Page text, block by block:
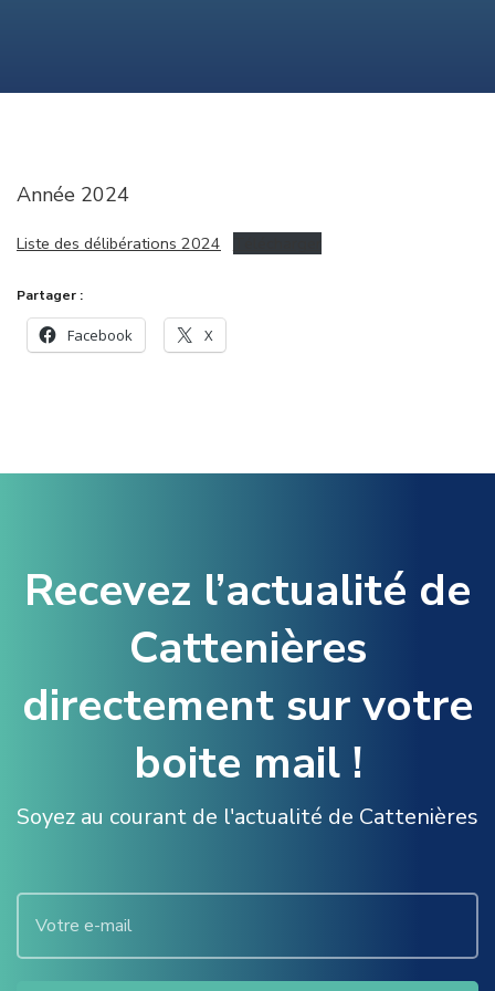
Année 2024
Liste des délibérations 2024
Partager :
Facebook X
Recevez l’actualité de
Cattenières
directement sur votre
boite mail !
Soyez au courant de l'actualité de Cattenières